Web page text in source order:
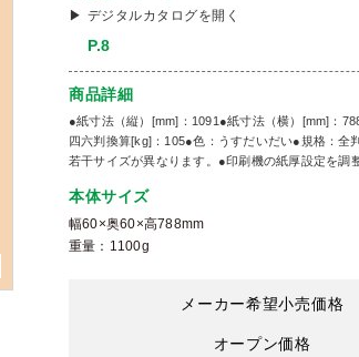
デジタルカタログを開く
P.8
商品詳細
●紙寸法（縦）[mm]：1091●紙寸法（横）[mm]：
四六判換算[kg]：105●色：うすだいだい●規格：全
若干サイズが異なります。●印刷機の紙厚設定を
本体サイズ
幅60×奥60×高788mm
重量：1100g
メーカー希望小売価格
オープン価格